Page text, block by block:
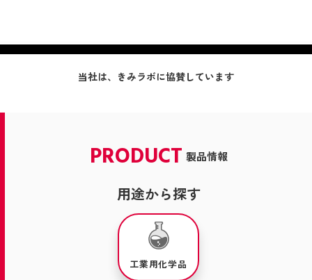
当社は、きみラボに協賛しています
製品情報
PRODUCT
用途から探す
工業用化学品